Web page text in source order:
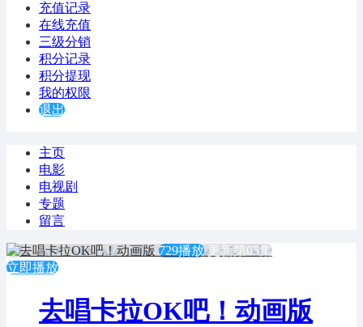
充值记录
在线充值
三级分销
积分记录
积分提现
我的权限
退出
主页
电影
电视剧
专题
留言
729播放 更新第05集
立即播放
去唱卡拉OK吧！动画版